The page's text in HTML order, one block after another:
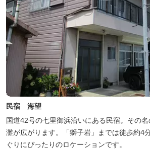
民宿 海望
国道42号の七里御浜沿いにある民宿。その
灘が広がります。「獅子岩」までは徒歩約4
ぐりにぴったりのロケーションです。